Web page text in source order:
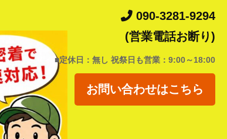
090-3281-9294
(営業電話お断り)
■定休日：無し 祝祭日も営業：9:00～18:00
お問い合わせはこちら